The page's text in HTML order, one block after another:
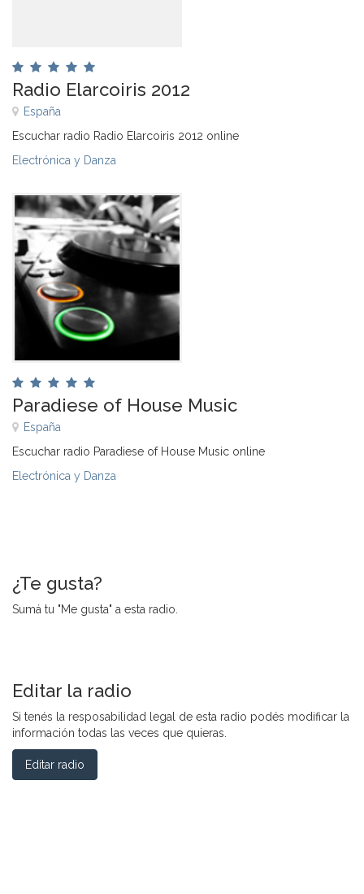
Radio Elarcoiris 2012
España
Escuchar radio Radio Elarcoiris 2012 online
Electrónica y Danza
Paradiese of House Music
España
Escuchar radio Paradiese of House Music online
Electrónica y Danza
¿Te gusta?
Sumá tu "Me gusta" a esta radio.
Editar la radio
Si tenés la resposabilidad legal de esta radio podés modificar la
información todas las veces que quieras.
Editar radio